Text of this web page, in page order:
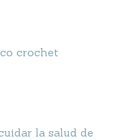
crochet
la salud de